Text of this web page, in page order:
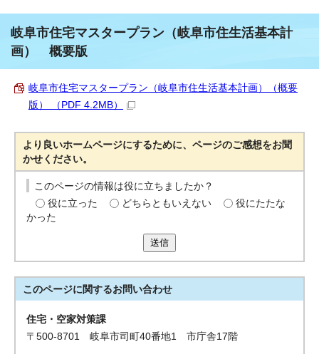
岐阜市住宅マスタープラン（岐阜市住生活基本計
画） 概要版
岐阜市住宅マスタープラン（岐阜市住生活基本計画）（概要
版） （PDF 4.2MB）
より良いホームページにするために、ページのご感想をお聞
かせください。
このページの情報は役に立ちましたか？
役に立った
どちらともいえない
役にたたな
かった
送信
このページに関するお問い合わせ
住宅・空家対策課
〒500-8701 岐阜市司町40番地1 市庁舎17階